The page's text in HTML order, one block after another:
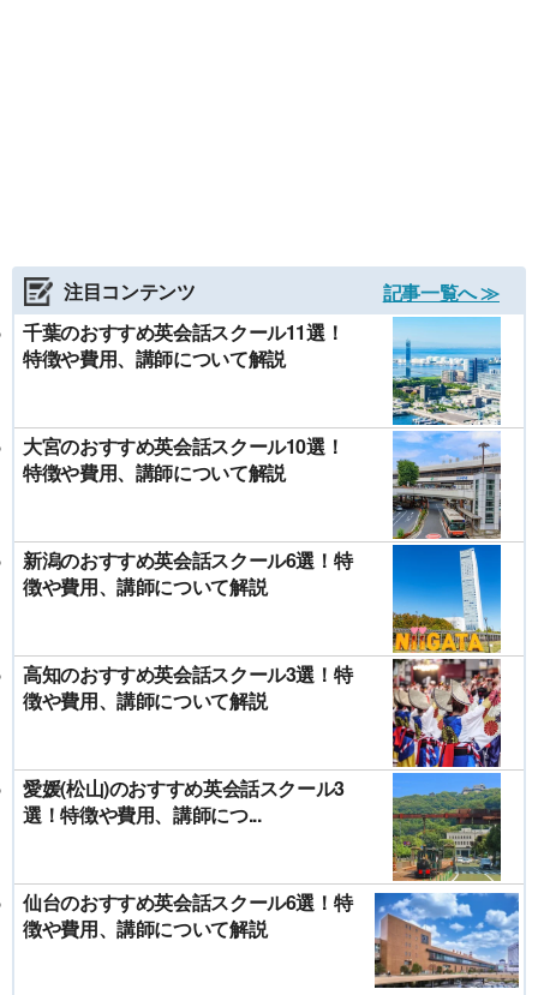
注目コンテンツ
記事一覧へ ≫
千葉のおすすめ英会話スクール11選！
特徴や費用、講師について解説
大宮のおすすめ英会話スクール10選！
特徴や費用、講師について解説
新潟のおすすめ英会話スクール6選！特
徴や費用、講師について解説
高知のおすすめ英会話スクール3選！特
徴や費用、講師について解説
愛媛(松山)のおすすめ英会話スクール3
選！特徴や費用、講師につ...
仙台のおすすめ英会話スクール6選！特
徴や費用、講師について解説